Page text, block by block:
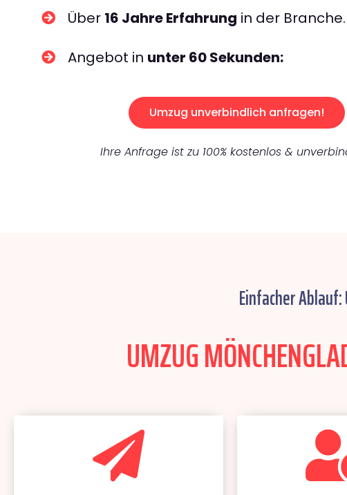
Über 16 Jahre Erfahrung in der Branche.
Angebot in unter 60 Sekunden:
Umzug unverbindlich anfragen!
Ihre Anfrage ist zu 100% kostenlos &
Einfacher
UMZUG